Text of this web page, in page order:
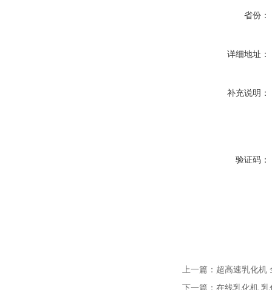
省份：
详细地址：
补充说明：
验证码：
上一篇： 超高速乳化机
下一篇： 在线乳化机 乳